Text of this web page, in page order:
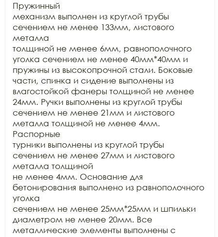
Пружинный
механизм выполнен из круглой трубы
сечением не менее 133мм, листового
металла
толщиной не менее 6мм, равнополочного
уголка сечением не менее 40мм*40мм и
пружины из высокопрочной стали. Боковые
части, спинка и сидение выполнены из
влагостойкой фанеры толщиной не менее
24мм. Ручки выполнены из круглой трубы
сечением не менее 21мм и листового
металла толщиной не менее 4мм.
Распорные
турники выполнены из круглой трубы
сечением не менее 27мм и листового
металла толщиной
не менее 4мм. Основание для
бетонирования выполнено из равнополочного
уголка
сечением не менее 25мм*25мм и шпильки
диаметром не менее 20мм. Все
металлические элементы выполнены с